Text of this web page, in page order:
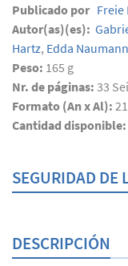
Publicado por Freie
Autor(as)(es):
Hartz, Edda Naumann
Peso: 165 g
Nr. de páginas: 33
Formato (An x Al):
Cantidad disponible:
SEGURIDAD DE
DESCRIPCIÓN